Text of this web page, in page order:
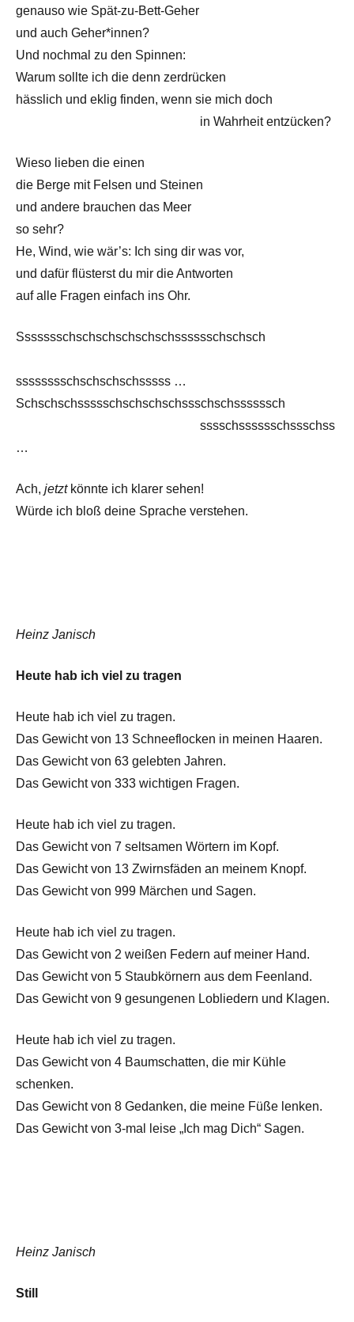
genauso wie Spät-zu-Bett-Geher
und auch Geher*innen?
Und nochmal zu den Spinnen:
Warum sollte ich die denn zerdrücken
hässlich und eklig finden, wenn sie mich doch
in Wahrheit entzücken?
Wieso lieben die einen
die Berge mit Felsen und Steinen
und andere brauchen das Meer
so sehr?
He, Wind, wie wär’s: Ich sing dir was vor,
und dafür flüsterst du mir die Antworten
auf alle Fragen einfach ins Ohr.
Ssssssschschschschschschsssssschschsch
sssssssschschschschsssss …
Schschschssssschschschschssschschssssssch
sssschsssssschssschss
…
Ach, jetztkönnte ich klarer sehen!
Würde ich bloß deine Sprache verstehen.
Heinz Janisch
Heute hab ich viel zu tragen
Heute hab ich viel zu tragen.
Das Gewicht von 13 Schneeflocken in meinen Haaren.
Das Gewicht von 63 gelebten Jahren.
Das Gewicht von 333 wichtigen Fragen.
Heute hab ich viel zu tragen.
Das Gewicht von 7 seltsamen Wörtern im Kopf.
Das Gewicht von 13 Zwirnsfäden an meinem Knopf.
Das Gewicht von 999 Märchen und Sagen.
Heute hab ich viel zu tragen.
Das Gewicht von 2 weißen Federn auf meiner Hand.
Das Gewicht von 5 Staubkörnern aus dem Feenland.
Das Gewicht von 9 gesungenen Lobliedern und Klagen.
Heute hab ich viel zu tragen.
Das Gewicht von 4 Baumschatten, die mir Kühle
schenken.
Das Gewicht von 8 Gedanken, die meine Füße lenken.
Das Gewicht von 3-mal leise „Ich mag Dich“ Sagen.
Heinz Janisch
Still